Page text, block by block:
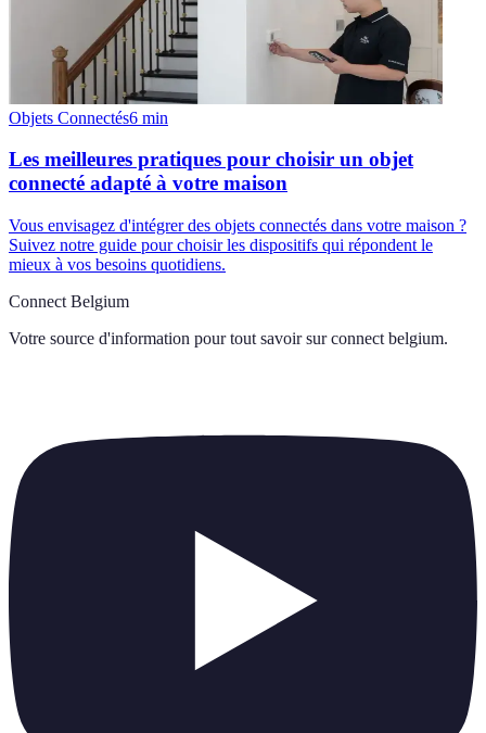
Objets Connectés6 min
Les meilleures pratiques pour choisir un objet
connecté adapté à votre maison
Vous envisagez d'intégrer des objets connectés dans votre maison ?
Suivez notre guide pour choisir les dispositifs qui répondent le
mieux à vos besoins quotidiens.
Connect Belgium
Votre source d'information pour tout savoir sur connect belgium.